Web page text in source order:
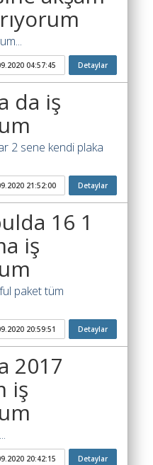
04:57:45 Detaylar
da iş
2 sene kendi plaka
21:52:00 Detaylar
16 1
iş
paket tüm
20:59:51 Detaylar
2017
iş
20:42:15 Detaylar